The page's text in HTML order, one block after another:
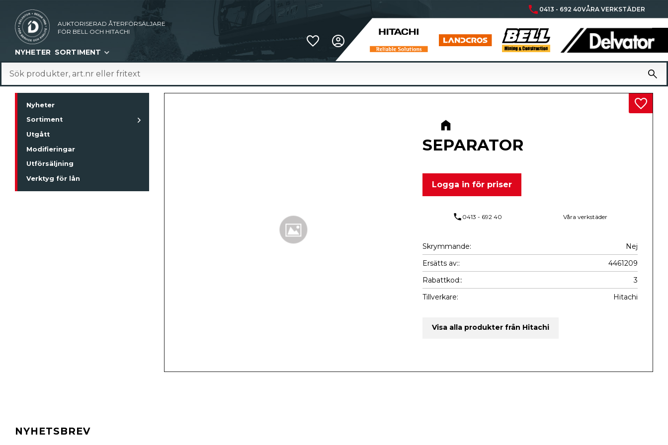
phone 0413 - 692 40VÅRA VERKSTÄDER
AUKTORISERAD ÅTERFÖRSÄLJARE
FÖR BELL OCH HITACHI
Favoriter
NYHETER SORTIMENT
SEPARATOR
Logga in för priser
Lägg
phone 0413 - 692 40 Våra verkstäder
Skrymmande
Nej
Ersätts av:
4461209
Rabattkod:
3
Tillverkare
Hitachi
Visa alla produkter från Hitachi
Nyheter
Sortiment
Utgått
Modifieringar
Utförsäljning
Verktyg för lån
NYHETSBREV